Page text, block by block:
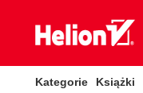
Kategorie Książki